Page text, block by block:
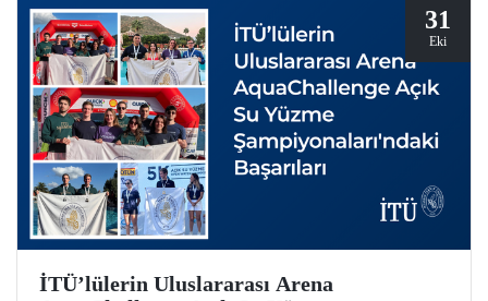
31
Eki
İTÜ’lülerin Uluslararası Arena